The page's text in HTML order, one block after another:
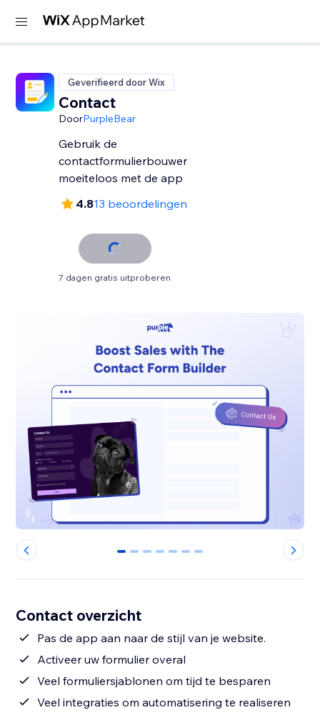
Geverifieerd door Wix
Contact
DoorPurpleBear
Gebruik de
contactformulierbouwer
moeiteloos met de app
4.813 beoordelingen
7 dagen gratis uitproberen
0 1 2 3 4 5 6
Contact overzicht
Pas de app aan naar de stijl van je website.
Activeer uw formulier overal
Veel formuliersjablonen om tijd te besparen
Veel integraties om automatisering te realiseren